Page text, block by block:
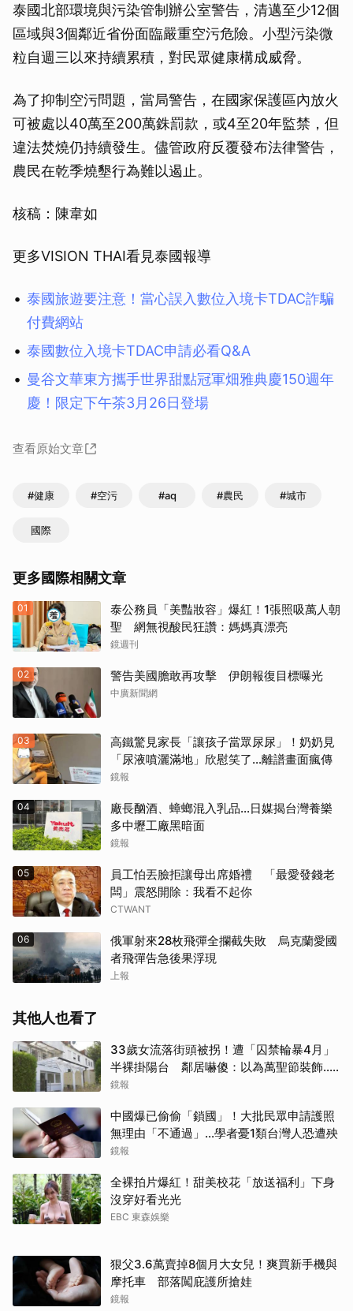
泰國北部環境與污染管制辦公室警告，清邁至少12個
區域與3個鄰近省份面臨嚴重空污危險。小型污染微
粒自週三以來持續累積，對民眾健康構成威脅。
為了抑制空污問題，當局警告，在國家保護區內放火
可被處以40萬至200萬銖罰款，或4至20年監禁，但
違法焚燒仍持續發生。儘管政府反覆發布法律警告，
農民在乾季燒墾行為難以遏止。
核稿：陳韋如
更多VISION THAI看見泰國報導
泰國旅遊要注意！當心誤入數位入境卡TDAC詐騙
付費網站
泰國數位入境卡TDAC申請必看Q&A
曼谷文華東方攜手世界甜點冠軍畑雅典慶150週年
慶！限定下午茶3月26日登場
查看原始文章
#健康 #空污 #aq #農民 #城市
國際
更多國際相關文章
01
泰公務員「美豔妝容」爆紅！1張照吸萬人朝
聖 網無視酸民狂讚：媽媽真漂亮
鏡週刊
02 警告美國膽敢再攻擊 伊朗報復目標曝光
中廣新聞網
03
高鐵驚見家長「讓孩子當眾尿尿」！奶奶見
「尿液噴灑滿地」欣慰笑了…離譜畫面瘋傳
鏡報
04
廠長酗酒、蟑螂混入乳品...日媒揭台灣養樂
多中壢工廠黑暗面
鏡報
05
員工怕丟臉拒讓母出席婚禮 「最愛發錢老
闆」震怒開除：我看不起你
CTWANT
06
俄軍射來28枚飛彈全攔截失敗 烏克蘭愛國
者飛彈告急後果浮現
上報
其他人也看了
33歲女流落街頭被拐！遭「囚禁輪暴4月」
半裸掛陽台 鄰居嚇傻：以為萬聖節裝飾...
主謀竟與妻小同住
鏡報
中國爆已偷偷「鎖國」！大批民眾申請護照
無理由「不通過」...學者憂1類台灣人恐遭殃
鏡報
全裸拍片爆紅！甜美校花「放送福利」下身
沒穿好看光光
EBC 東森娛樂
狠父3.6萬賣掉8個月大女兒！爽買新手機與
摩托車 部落闖庇護所搶娃
鏡報